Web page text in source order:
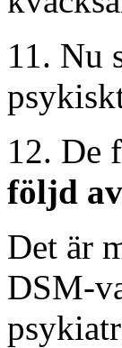
11. Nu
12. De
följd
Det är
DSM-